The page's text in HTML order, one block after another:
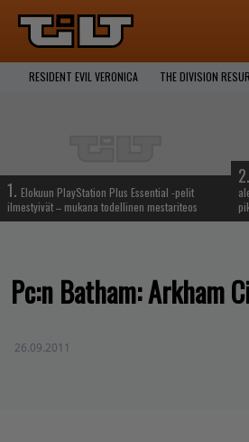
RESIDENT EVIL VERONICA THE DIVISION
1. Elokuun PlayStation Plus Essential -pelit
ilmestyivät – mukana todellinen mestariteos
2.
Pc:n Batham: Arkham
26.09.2011